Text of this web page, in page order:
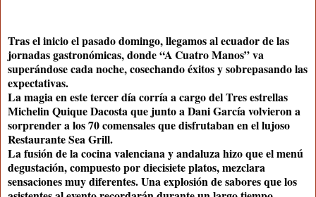
Tras el inicio el pasado domingo, llegamos al ecuador de las
jornadas gastronómicas, donde “A Cuatro Manos” va
superándose cada noche, cosechando éxitos y sobrepasando las
expectativas.
La magia en este tercer día corría a cargo del Tres estrellas
Michelin Quique Dacosta que junto a Dani García volvieron a
sorprender a los 70 comensales que disfrutaban en el lujoso
Restaurante Sea Grill.
La fusión de la cocina valenciana y andaluza hizo que el menú
degustación, compuesto por diecisiete platos, mezclara
sensaciones muy diferentes. Una explosión de sabores que los